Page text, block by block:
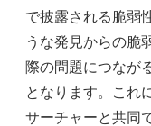
で披露される脆弱
うな発見からの脆
際の問題につなが
となります。これ
サーチャーと共同